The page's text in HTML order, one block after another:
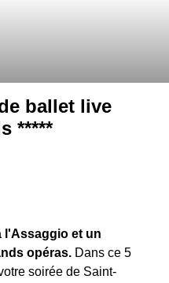
ballet live
*****
l'Assaggio et un
opéras. Dans ce 5
soirée de Saint-